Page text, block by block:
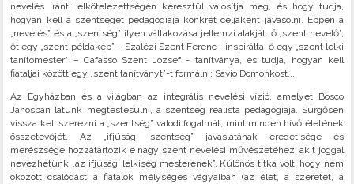
nevelés iránti elkötelezettségén keresztül valósítja meg, és hogy tudja,
hogyan kell a szentséget pedagógiája konkrét céljaként javasolni. Éppen a
„nevelés” és a „szentség” ilyen váltakozása jellemzi alakját: ő „szent nevelő”,
őt egy „szent példakép” – Szalézi Szent Ferenc - inspirálta, ő egy „szent lelki
tanítómester” – Cafasso Szent József - tanítványa, és tudja, hogyan kell
fiataljai között egy „szent tanítványt”-t formálni: Savio Domonkost...
Az Egyházban és a világban az integrális nevelési vízió, amelyet Bosco
Jánosban látunk megtestesülni, a szentség realista pedagógiája. Sürgősen
vissza kell szerezni a „szentség” valódi fogalmát, mint minden hívő életének
összetevőjét. Az „ifjúsági szentség” javaslatának eredetisége és
merészsége hozzátartozik e nagy szent nevelési művészetéhez, akit joggal
nevezhetünk „az ifjúsági lelkiség mesterének”. Különös titka volt, hogy nem
okozott csalódást a fiatalok mélységes vágyaiban (az élet, a szeretet, a